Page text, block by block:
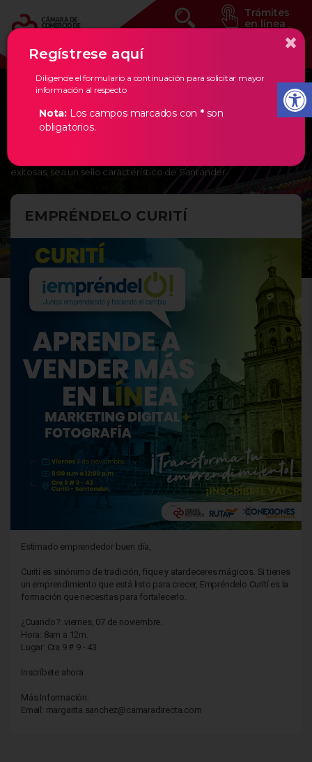
Trámites
en línea
Eventos Estratégicos
En la Cámara de Comercio de Bucaramanga, creemos en los
herramientas necesarias para que la creación de empresas
exitosas, sea un sello característico de Santander.
EMPRÉNDELO CURITÍ
Estimado emprendedor buen día,
Curití es sinónimo de tradición, fique y atardeceres mágicos. Si tienes
un emprendimiento que está listo para crecer, Empréndelo Curití es la
formación que necesitas para fortalecerlo.
¿Cuando?: viernes, 07 de noviembre.
Hora: 8am a 12m.
Lugar: Cra 9 # 9 - 43
Inscríbete ahora
Más Información:
Email: margarita.sanchez@camaradirecta.com
×
Regístrese aquí
Diligencie el formulario a continuación para solicitar mayor
información al respecto
Nota: Los campos marcados con *son
obligatorios.